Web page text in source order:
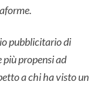
pubblicitario di
più propensi ad
a chi ha visto un